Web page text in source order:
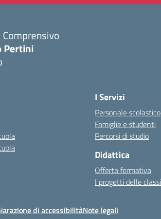
Pertini
I Servizi
Personale scolastico
Famiglie e studenti
Percorsi di studio
Didattica
Offerta formativa
I progetti delle classi
di accessibilitàNote legali